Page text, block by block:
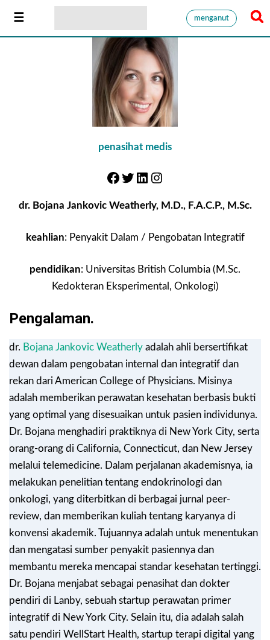
menganut
penasihat medis
dr. Bojana Jankovic Weatherly, M.D., F.A.C.P., M.Sc.
keahlian: Penyakit Dalam / Pengobatan Integratif
pendidikan: Universitas British Columbia (M.Sc.
Kedokteran Eksperimental, Onkologi)
Pengalaman.
dr. Bojana Jankovic Weatherly adalah ahli bersertifikat
dewan dalam pengobatan internal dan integratif dan
rekan dari American College of Physicians. Misinya
adalah memberikan perawatan kesehatan berbasis bukti
yang optimal yang disesuaikan untuk pasien individunya.
Dr. Bojana menghadiri praktiknya di New York City, serta
orang-orang di California, Connecticut, dan New Jersey
melalui telemedicine. Dalam perjalanan akademisnya, ia
melakukan penelitian tentang endokrinologi dan
onkologi, yang diterbitkan di berbagai jurnal peer-
review, dan memberikan kuliah tentang karyanya di
konvensi akademik. Tujuannya adalah untuk menentukan
dan mengatasi sumber penyakit pasiennya dan
membantu mereka mencapai standar kesehatan tertinggi.
Dr. Bojana menjabat sebagai penasihat dan dokter
pendiri di Lanby, sebuah startup perawatan primer
integratif di New York City. Selain itu, dia adalah salah
satu pendiri WellStart Health, startup terapi digital yang